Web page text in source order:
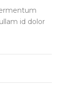
id dolor